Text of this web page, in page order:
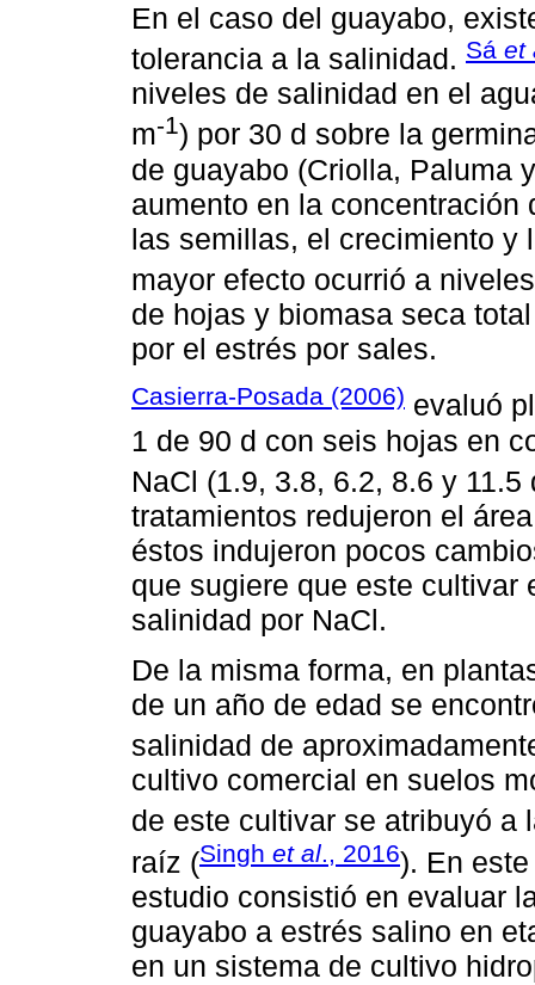
En el caso del guayabo,
tolerancia a la salinidad. Sá et
niveles de salinidad en el
m-1) por 30 d sobre la
de guayabo (Criolla, Paluma
aumento en la
las semillas, el crecimiento y
mayor efecto ocurrió a
de hojas y biomasa seca
por el estrés por sales.
Casierra-Posada (2006) evaluó
1 de 90 d con seis hojas en
NaCl (1.9, 3.8, 6.2, 8.6 y 11.5
tratamientos redujeron el
éstos indujeron pocos
que sugiere que este cultivar
salinidad por NaCl.
De la misma forma, en
de un año de edad se
salinidad de
cultivo comercial en suelos
de este cultivar se atribuyó a
raíz (Singh et al., 2016). En
estudio consistió en evaluar
guayabo a estrés salino en
en un sistema de cultivo